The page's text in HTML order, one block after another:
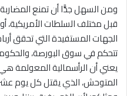
ومن السهل جدًّا أن تمنع
قبل مختلف السلطات الأمريكية، أو
الجهات المستفيدة التي تحقق
تتحكم في سوق البورصة،
يعني أن الرأسمالية المعولمة
المتوحش، الذي يقتل كل يوم